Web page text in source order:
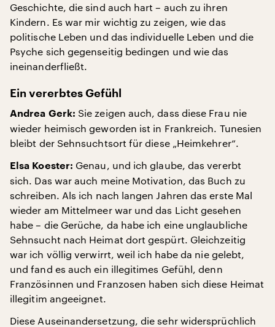
Geschichte, die sind auch hart – auch zu ihren
Kindern. Es war mir wichtig zu zeigen, wie das
politische Leben und das individuelle Leben und die
Psyche sich gegenseitig bedingen und wie das
ineinanderfließt.
Ein vererbtes Gefühl
Andrea Gerk: Sie zeigen auch, dass diese Frau nie
wieder heimisch geworden ist in Frankreich. Tunesien
bleibt der Sehnsuchtsort für diese „Heimkehrer“.
Elsa Koester: Genau, und ich glaube, das vererbt
sich. Das war auch meine Motivation, das Buch zu
schreiben. Als ich nach langen Jahren das erste Mal
wieder am Mittelmeer war und das Licht gesehen
habe – die Gerüche, da habe ich eine unglaubliche
Sehnsucht nach Heimat dort gespürt. Gleichzeitig
war ich völlig verwirrt, weil ich habe da nie gelebt,
und fand es auch ein illegitimes Gefühl, denn
Französinnen und Franzosen haben sich diese Heimat
illegitim angeeignet.
Diese Auseinandersetzung, die sehr widersprüchlich